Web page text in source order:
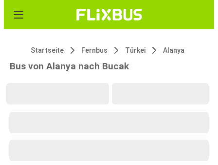
Startseite Fernbus Türkei Alanya
Bus von Alanya nach Bucak